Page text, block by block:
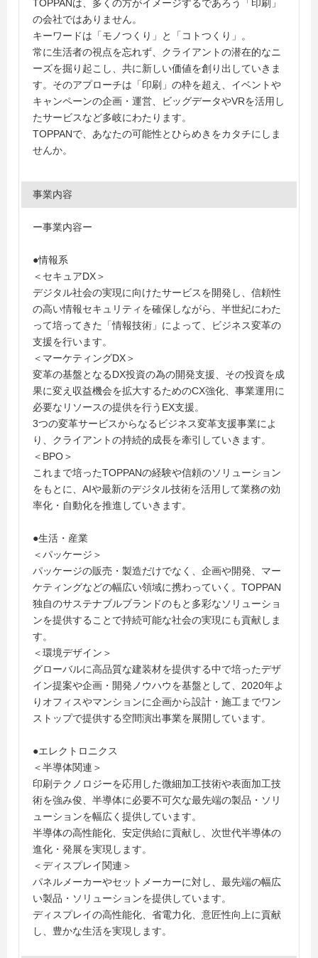
TOPPANは、多くの方がイメージするであろう「印刷」
の会社ではありません。
キーワードは「モノつくり」と「コトつくり」。
常に生活者の視点を忘れず、クライアントの潜在的なニ
ーズを掘り起こし、共に新しい価値を創り出していきま
す。そのアプローチは「印刷」の枠を超え、イベントや
キャンペーンの企画・運営、ビッグデータやVRを活用し
たサービスなど多岐にわたります。
TOPPANで、あなたの可能性とひらめきをカタチにしま
せんか。
事業内容
ー事業内容ー
●情報系
＜セキュアDX＞
デジタル社会の実現に向けたサービスを開発し、信頼性
の高い情報セキュリティを確保しながら、半世紀にわた
って培ってきた「情報技術」によって、ビジネス変革の
支援を行います。
＜マーケティングDX＞
変革の基盤となるDX投資の為の開発支援、その投資を成
果に変え収益機会を拡大するためのCX強化、事業運用に
必要なリソースの提供を行うEX支援。
3つの変革サービスからなるビジネス変革支援事業によ
り、クライアントの持続的成長を牽引していきます。
＜BPO＞
これまで培ったTOPPANの経験や信頼のソリューション
をもとに、AIや最新のデジタル技術を活用して業務の効
率化・自動化を推進していきます。
●生活・産業
＜パッケージ＞
パッケージの販売・製造だけでなく、企画や開発、マー
ケティングなどの幅広い領域に携わっていく。TOPPAN
独自のサステナブルブランドのもと多彩なソリューショ
ンを提供することで持続可能な社会の実現にも貢献しま
す。
＜環境デザイン＞
グローバルに高品質な建装材を提供する中で培ったデザ
イン提案や企画・開発ノウハウを基盤として、2020年よ
りオフィスやマンションに企画から設計・施工までワン
ストップで提供する空間演出事業を展開しています。
●エレクトロニクス
＜半導体関連＞
印刷テクノロジーを応用した微細加工技術や表面加工技
術を強み俊、半導体に必要不可欠な最先端の製品・ソリ
ューションを幅広く提供しています。
半導体の高性能化、安定供給に貢献し、次世代半導体の
進化・発展を実現します。
＜ディスプレイ関連＞
パネルメーカーやセットメーカーに対し、最先端の幅広
い製品・ソリューションを提供しています。
ディスプレイの高性能化、省電力化、意匠性向上に貢献
し、豊かな生活を実現します。